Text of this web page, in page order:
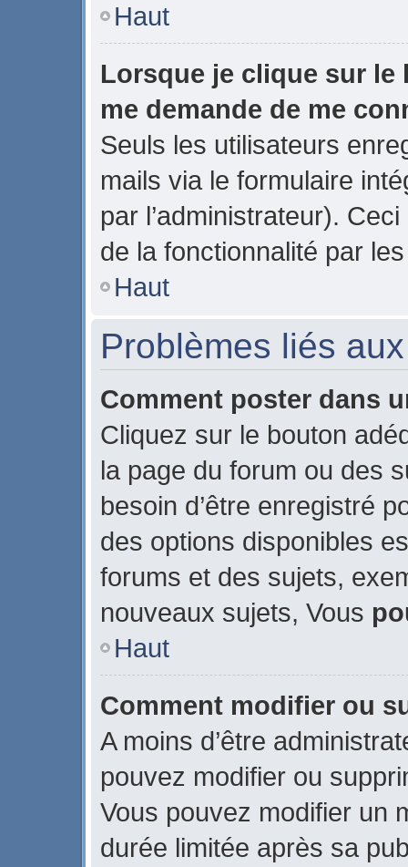
Haut
Lorsque je clique sur
me demande de me
Seuls les utilisateurs
mails via le formulaire
par l’administrateur).
de la fonctionnalité par
Haut
Problèmes liés
Comment poster dans
Cliquez sur le bouton
la page du forum ou des
besoin d’être enregistré
des options disponibles
forums et des sujets,
nouveaux sujets, Vous
Haut
Comment modifier ou
A moins d’être
pouvez modifier ou
Vous pouvez modifier un
durée limitée après sa